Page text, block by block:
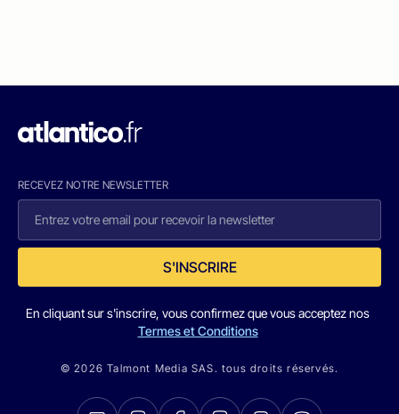
RECEVEZ NOTRE NEWSLETTER
S'INSCRIRE
En cliquant sur s'inscrire, vous confirmez que vous acceptez nos
Termes et Conditions
© 2026 Talmont Media SAS. tous droits réservés.